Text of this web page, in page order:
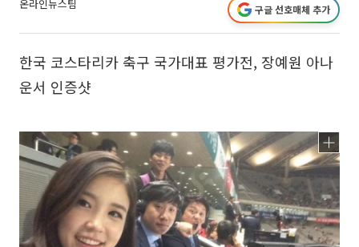
온라인뉴스팀 구글 선호매체 추가
한국 코스타리카 축구 국가대표 평가전, 장예원 아나
운서 인증샷